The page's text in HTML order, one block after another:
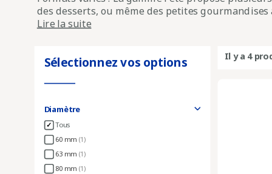
des desserts, ou même des petites gourmandises
Lire la suite
Sélectionnez vos options
Diamètre
Tous
60 mm (1)
63 mm (1)
80 mm (1)
Il y a 4